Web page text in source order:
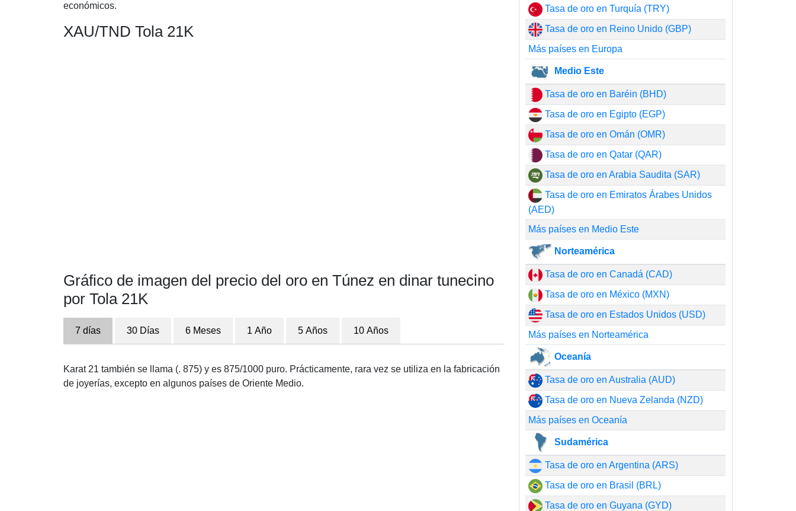
económicos.
XAU/TND Tola 21K
Gráfico de imagen del precio del oro en Túnez en dinar tunecino
por Tola 21K
7 días 30 Días 6 Meses 1 Año 5 Años 10 Años
Karat 21 también se llama (. 875) y es 875/1000 puro. Prácticamente, rara vez se utiliza en la fabricación
de joyerías, excepto en algunos países de Oriente Medio.
Tasa de oro en Turquía (TRY)
Tasa de oro en Reino Unido (GBP)
Más países en Europa
Medio Este
Tasa de oro en Baréin (BHD)
Tasa de oro en Egipto (EGP)
Tasa de oro en Omán (OMR)
Tasa de oro en Qatar (QAR)
Tasa de oro en Arabia Saudita (SAR)
Tasa de oro en Emiratos Árabes Unidos
(AED)
Más países en Medio Este
Norteamérica
Tasa de oro en Canadá (CAD)
Tasa de oro en México (MXN)
Tasa de oro en Estados Unidos (USD)
Más países en Norteamérica
Oceanía
Tasa de oro en Australia (AUD)
Tasa de oro en Nueva Zelanda (NZD)
Más países en Oceanía
Sudamérica
Tasa de oro en Argentina (ARS)
Tasa de oro en Brasil (BRL)
Tasa de oro en Guyana (GYD)